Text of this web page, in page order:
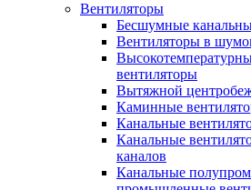
Вентиляторы
Бесшумные
Вентиляторы в
вентиляторы
Вытяжной
Каминные
Канальные
Канальные
каналов
Канальные